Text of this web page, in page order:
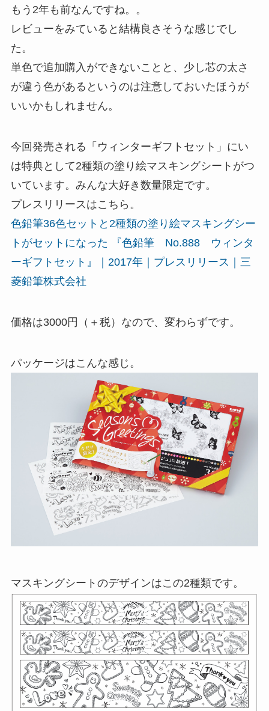
もう2年も前なんですね。。
レビューをみていると結構良さそうな感じでし
た。
単色で追加購入ができないことと、少し芯の太さ
が違う色があるというのは注意しておいたほうが
いいかもしれません。
今回発売される「ウィンターギフトセット」にい
は特典として2種類の塗り絵マスキングシートがつ
いています。みんな大好き数量限定です。
プレスリリースはこちら。
色鉛筆36色セットと2種類の塗り絵マスキングシー
トがセットになった 『色鉛筆 No.888 ウィンタ
ーギフトセット』｜2017年｜プレスリリース｜三
菱鉛筆株式会社
価格は3000円（＋税）なので、変わらずです。
パッケージはこんな感じ。
マスキングシートのデザインはこの2種類です。